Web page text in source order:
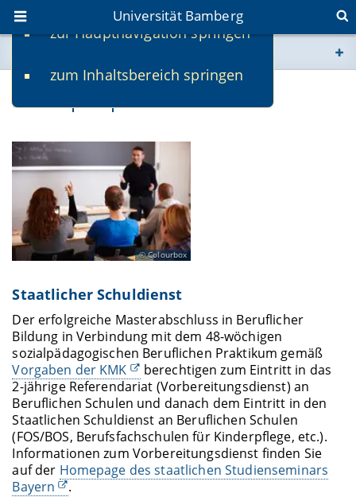
zur Hauptnavigation springen
zum Inhaltsbereich springen
Universität Bamberg
www.uni-bamberg.de
fis.uni-bamberg.de
Berufsperspektiven
Colourbox
Staatlicher Schuldienst
Der erfolgreiche Masterabschluss in Beruflicher
Bildung in Verbindung mit dem 48-wöchigen
sozialpädagogischen Beruflichen Praktikum gemäß
Vorgaben der KMK
berechtigen zum Eintritt in das
2-jährige Referendariat (Vorbereitungsdienst) an
Beruflichen Schulen und danach dem Eintritt in den
Staatlichen Schuldienst an Beruflichen Schulen
(FOS/BOS, Berufsfachschulen für Kinderpflege, etc.).
Informationen zum Vorbereitungsdienst finden Sie
auf der Homepage des staatlichen Studienseminars
Bayern
.